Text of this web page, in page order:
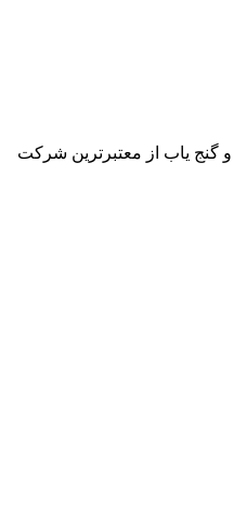
گنج یاب از معتبرترین شرکت